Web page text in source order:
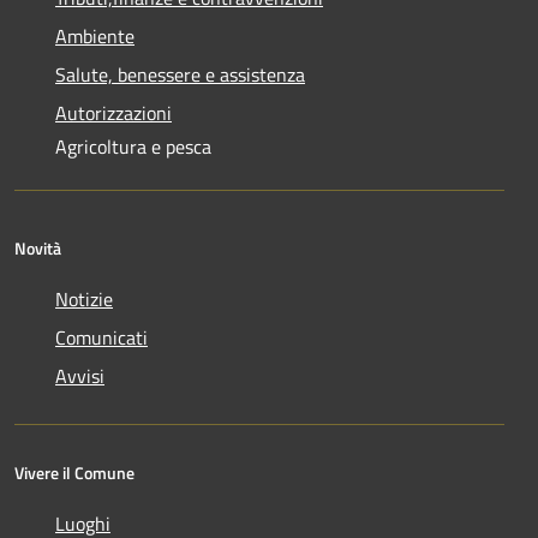
Ambiente
Salute, benessere e assistenza
Autorizzazioni
Agricoltura e pesca
Novità
Notizie
Comunicati
Avvisi
Vivere il Comune
Luoghi